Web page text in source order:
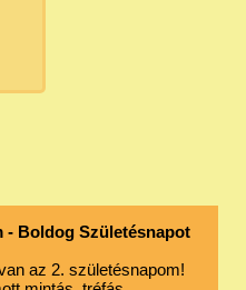
- Boldog Születésnapot
az 2. születésnapom!